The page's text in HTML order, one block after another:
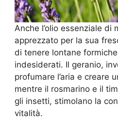
Anche l’olio essenziale di
apprezzato per la sua
di tenere lontane
indesiderati. Il geranio,
profumare l’aria e creare
mentre il rosmarino e il
gli insetti, stimolano la
vitalità.